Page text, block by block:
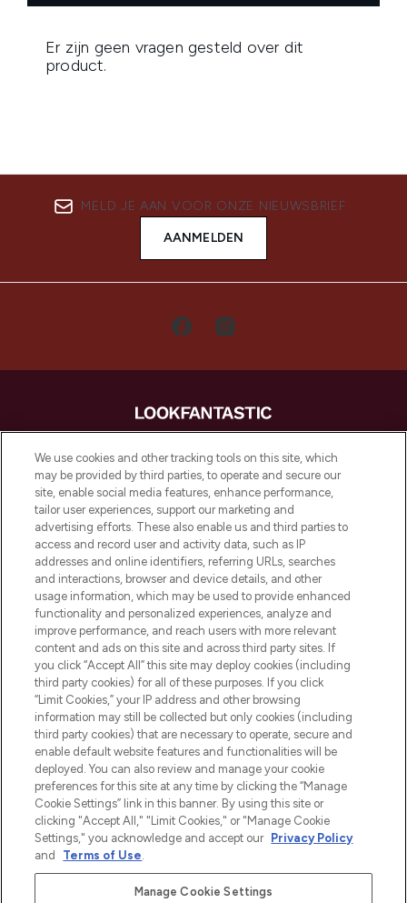
MELD JE AAN VOOR ONZE NIEUWSBRIEF
AANMELDEN
LOOKFANTASTIC is de ultieme online
beautybestemming van Europa, met de
beste huidverzorging, haarproducten en
make-up van meer dan 200 topmerken.
Shop online of via de app, met gratis
verzending vanaf €40.
Cookie-toestemming
Do Not Sell or Share My Personal
Information
HELP & INFORMATIE
BEDRIJFSINFORMATIE
OVER LOOKFANTASTIC
Betaal veilig met
We use cookies and other tracking tools on this site, which
may be provided by third parties, to operate and secure our
site, enable social media features, enhance performance,
tailor user experiences, support our marketing and
advertising efforts. These also enable us and third parties to
access and record user and activity data, such as IP
addresses and online identifiers, referring URLs, searches
and interactions, browser and device details, and other
usage information, which may be used to provide enhanced
functionality and personalized experiences, analyze and
improve performance, and reach users with more relevant
content and ads on this site and across third party sites. If
you click “Accept All” this site may deploy cookies (including
third party cookies) for all of these purposes. If you click
“Limit Cookies,” your IP address and other browsing
information may still be collected but only cookies (including
third party cookies) that are necessary to operate, secure and
enable default website features and functionalities will be
deployed. You can also review and manage your cookie
preferences for this site at any time by clicking the “Manage
Cookie Settings” link in this banner. By using this site or
clicking "Accept All," "Limit Cookies," or "Manage Cookie
Settings," you acknowledge and accept our Privacy Policy
and
Terms of Use.
Manage Cookie Settings